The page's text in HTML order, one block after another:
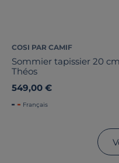
COSI PAR CAMIF
Sommier tapissier 20 cm
Théos
549,00 €
Français